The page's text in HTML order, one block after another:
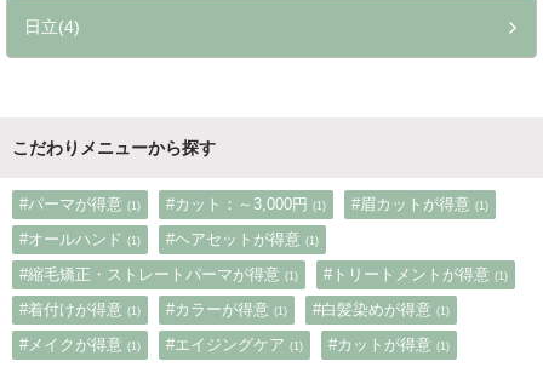
日立(4)
こだわりメニューから探す
#パーマが得意 (1) #カット：～3,000円 (1) #眉カットが得意 (1)
#オールハンド (1) #ヘアセットが得意 (1)
#縮毛矯正・ストレートパーマが得意 (1) #トリートメントが得意 (1)
#着付けが得意 (1) #カラーが得意 (1) #白髪染めが得意 (1)
#メイクが得意 (1) #エイジングケア (1) #カットが得意 (1)